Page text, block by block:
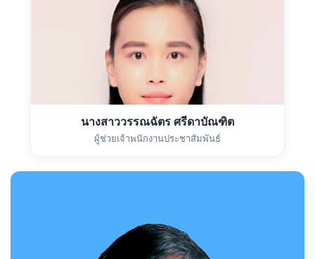
นางสาววรรณฉัตร ศรีดาบัณฑิต
ผู้ช่วยเจ้าพนักงานประชาสัมพันธ์